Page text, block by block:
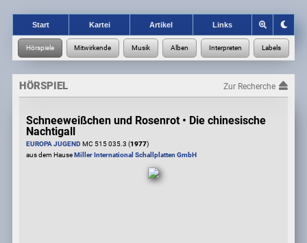
Start Kartei Artikel Links
HÖRSPIEL Zur Recherche
Schneeweißchen und Rosenrot • Die chinesische
Nachtigall
EUROPA JUGEND MC 515 035.3 (1977)
aus dem Hause Miller International Schallplatten GmbH